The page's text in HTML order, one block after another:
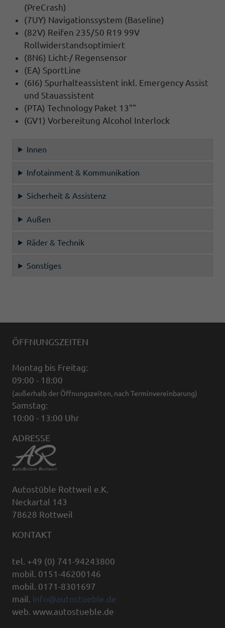
(PreCrash)
(7UY) Navigationssystem (Baseline)
(82V) Reifen 235/50 R19 99V
Rollwiderstandsoptimiert
(8N6) Licht-/ Regensensor
(EA) SportLine
(6I6) Spurhalteassistent inkl. Emergency Assist
und Stauassistent
(PTA) Technology Paket 13""
(GV1) Vorbereitung Alcohol Interlock
Innen
Infotainment & Kommunikation
Sicherheit & Assistenz
Außen
Räder & Technik
Sonstiges
ÖFFNUNGSZEITEN
Montag bis Freitag:
09:00 - 18:00
(außerhalb der Öffnungszeiten, nach Terminvereinbarung)
Samstag:
10:00 - 13:00 Uhr
ADRESSE
Autostüble Rottweil e.K.
Neckartal 143
78628 Rottweil
KONTAKT
tel. +49 (0) 741-94243800
mobil. 0151-46200146
mobil. 0171-8301697
mail. info@autostueble.de
web. www.autostueble.de